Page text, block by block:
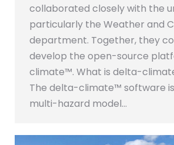
collaborated closely with the
particularly the Weather and
department. Together, they
develop the open-source
climate™. What is delta-
The delta-climate™ software
multi-hazard model…